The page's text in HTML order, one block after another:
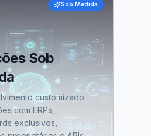
Sob Medida
Sob
customizado:
com ERPs,
exclusivos,